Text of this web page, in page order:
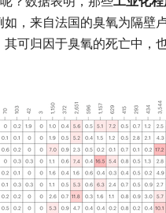
如，来自法国的臭氧为隔壁
可归因于臭氧的死亡中，